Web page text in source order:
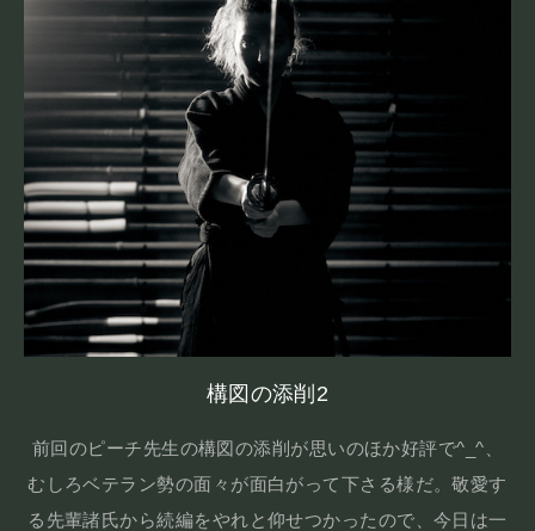
構図の添削2
前回のピーチ先生の構図の添削が思いのほか好評で^_^、
むしろベテラン勢の面々が面白がって下さる様だ。敬愛す
る先輩諸氏から続編をやれと仰せつかったので、今日は一